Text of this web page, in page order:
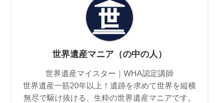
世界遺産マニア（の中の人）
世界遺産マイスター｜WHA認定講師
世界遺産一筋20年以上！遺跡を求めて世界を縦横
無尽で駆け抜ける、生粋の世界遺産マニアです。